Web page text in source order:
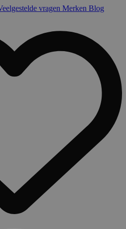
vragen Merken Blog